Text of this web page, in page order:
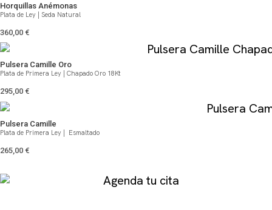
Horquillas Anémonas
Plata de Ley | Seda Natural
360,00 €
Pulsera Camille Oro
Plata de Primera Ley | Chapado Oro 18Kt
295,00 €
Pulsera Camille
Plata de Primera Ley | Esmaltado
265,00 €